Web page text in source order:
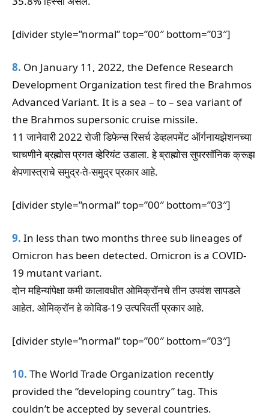
[divider style=”normal” top=”00″ bottom=”03″]
8. On January 11, 2022, the Defence Research
Development Organization test fired the Brahmos
Advanced Variant. It is a sea – to – sea variant of
the Brahmos supersonic cruise missile.
11 जानेवारी 2022 रोजी डिफेन्स रिसर्च डेव्हलपमेंट ऑर्गनायझेशनच्या
चाचणीने ब्रह्मोस प्रगत व्हेरियंट उडाला. हे ब्राह्मोस सुपरसॉनिक क्रूझ
क्षेपणास्त्राचे समुद्र-ते-समुद्र प्रकार आहे.
[divider style=”normal” top=”00″ bottom=”03″]
9. In less than two months three sub lineages of
Omicron has been detected. Omicron is a COVID-
19 mutant variant.
दोन महिन्यांपेक्षा कमी कालावधीत ओमिक्रॉनचे तीन उपवंश सापडले
आहेत. ओमिक्रॉन हे कोविड-19 उत्परिवर्ती प्रकार आहे.
[divider style=”normal” top=”00″ bottom=”03″]
10. The World Trade Organization recently
provided the “developing country” tag. This
couldn’t be accepted by several countries.